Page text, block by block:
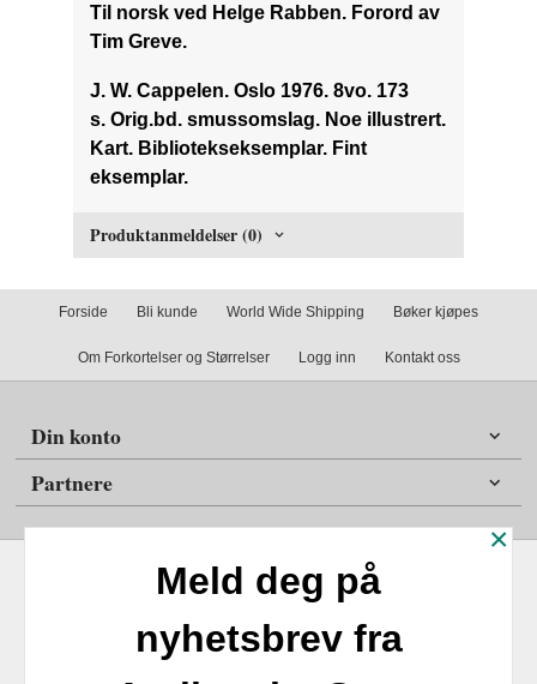
Til norsk ved Helge Rabben. Forord av
Tim Greve.
J. W. Cappelen. Oslo 1976. 8vo. 173
s. Orig.bd. smussomslag. Noe illustrert.
Kart. Bibliotekseksemplar. Fint
eksemplar.
Produktanmeldelser (0)
Forside Bli kunde World Wide Shipping Bøker kjøpes
Om Forkortelser og Størrelser Logg inn Kontakt oss
Din konto
Partnere
Kjøpsbetingelser Sikkerhet og personvern
×
Meld deg på
nyhetsbrev fra